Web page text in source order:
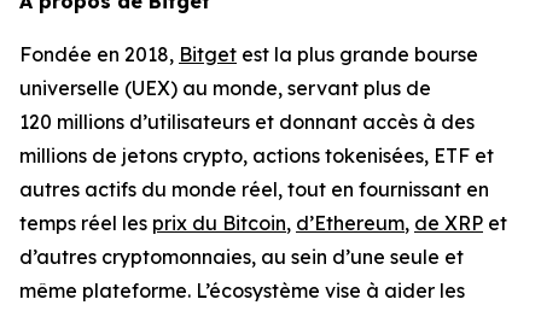
Fondée en 2018, Bitget est la plus grande bourse
universelle (UEX) au monde, servant plus de
120 millions d’utilisateurs et donnant accès à des
millions de jetons crypto, actions tokenisées, ETF et
autres actifs du monde réel, tout en fournissant en
temps réel les prix du Bitcoin, d’Ethereum, de XRP et
d’autres cryptomonnaies, au sein d’une seule et
même plateforme. L’écosystème vise à aider les